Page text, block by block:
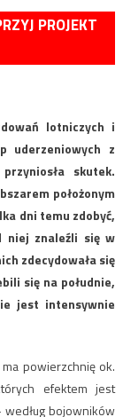
PROJEKT
lotniczych i
uderzeniowych z
skutek.
położonym
dni temu zdobyć,
niej znaleźli się w
zdecydowała się
się na południe,
jest intensywnie
powierzchnię ok.
efektem jest
według bojowników